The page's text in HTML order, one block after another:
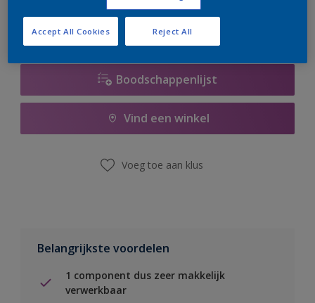
Boodschappenlijst
Vind een winkel
Voeg toe aan klus
Belangrijkste voordelen
1 component dus zeer makkelijk
verwerkbaar
Reject All
Accept All Cookies